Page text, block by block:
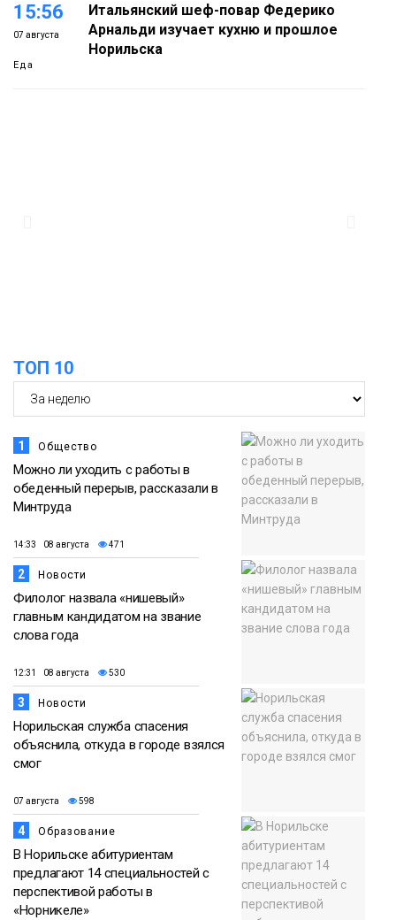
15:56
07 августа
Еда
Итальянский шеф-повар Федерико
Арнальди изучает кухню и прошлое
Норильска
Новости
ТОП 10
1 Общество
Можно ли уходить с работы в
обеденный перерыв, рассказали в
Минтруда
14:33 08 августа 471
2 Новости
Филолог назвала «нишевый»
главным кандидатом на звание
слова года
12:31 08 августа 530
3 Новости
Норильская служба спасения
объяснила, откуда в городе взялся
смог
07 августа 598
4 Образование
В Норильске абитуриентам
предлагают 14 специальностей с
перспективой работы в
«Норникеле»